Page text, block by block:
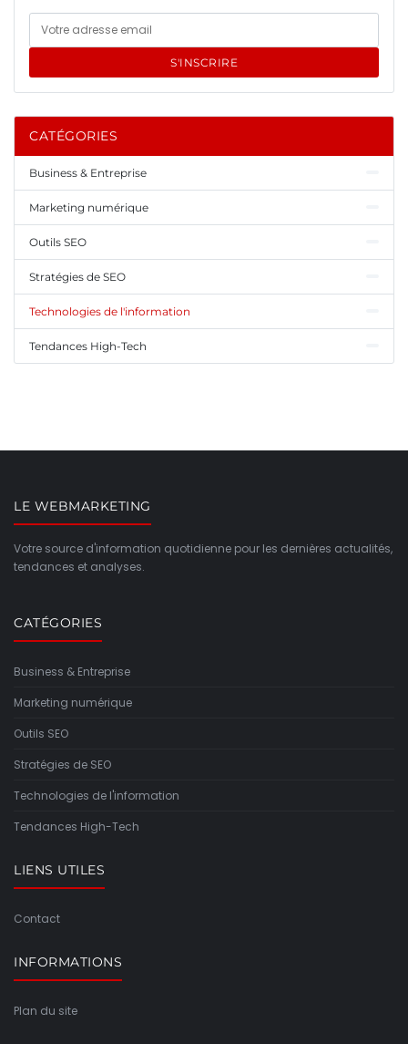
S'INSCRIRE
CATÉGORIES
Business & Entreprise
Marketing numérique
Outils SEO
Stratégies de SEO
Technologies de l'information
Tendances High-Tech
LE WEBMARKETING
Votre source d'information quotidienne pour les dernières actualités,
tendances et analyses.
CATÉGORIES
Business & Entreprise
Marketing numérique
Outils SEO
Stratégies de SEO
Technologies de l'information
Tendances High-Tech
LIENS UTILES
Contact
INFORMATIONS
Plan du site